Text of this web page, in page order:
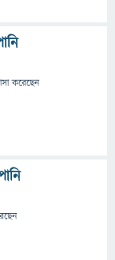
করেছেন